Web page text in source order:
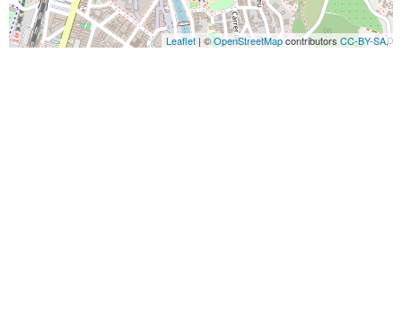
Leaflet | ©OpenStreetMapcontributors CC-BY-SA,